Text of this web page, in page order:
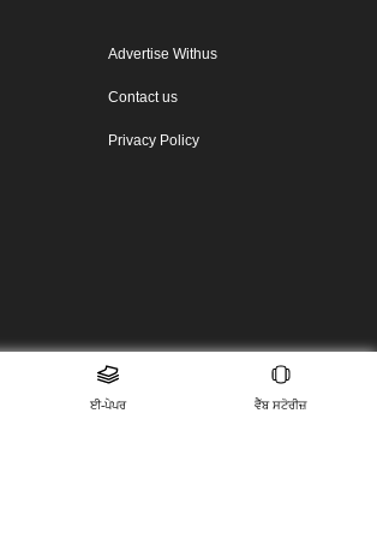
ਈ-ਪੇਪਰ ਵੈੱਬ ਸਟੋਰੀਜ਼
Advertise Withus
Contact us
Privacy Policy
DNPA’s code of conduct